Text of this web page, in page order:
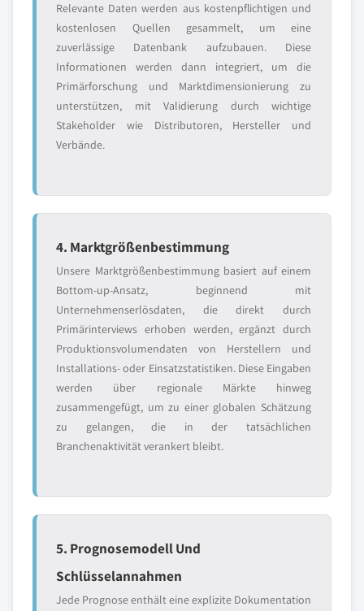
Relevante Daten werden aus kostenpflichtigen und
kostenlosen Quellen gesammelt, um eine
zuverlässige Datenbank aufzubauen. Diese
Informationen werden dann integriert, um die
Primärforschung und Marktdimensionierung zu
unterstützen, mit Validierung durch wichtige
Stakeholder wie Distributoren, Hersteller und
Verbände.
4. Marktgrößenbestimmung
Unsere Marktgrößenbestimmung basiert auf einem
Bottom-up-Ansatz, beginnend mit
Unternehmenserlösdaten, die direkt durch
Primärinterviews erhoben werden, ergänzt durch
Produktionsvolumendaten von Herstellern und
Installations- oder Einsatzstatistiken. Diese Eingaben
werden über regionale Märkte hinweg
zusammengefügt, um zu einer globalen Schätzung
zu gelangen, die in der tatsächlichen
Branchenaktivität verankert bleibt.
5. Prognosemodell Und
Schlüsselannahmen
Jede Prognose enthält eine explizite Dokumentation